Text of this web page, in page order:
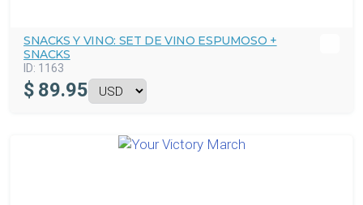
SNACKS Y VINO: SET DE VINO ESPUMOSO +
SNACKS
ID: 1163
$ 89.95